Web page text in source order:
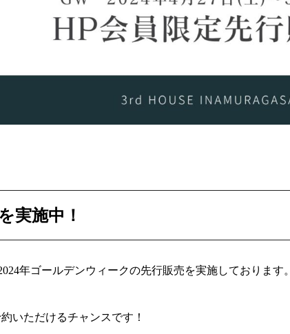
実施中！
年ゴールデンウィークの先行販売を実施しております。
いただけるチャンスです！